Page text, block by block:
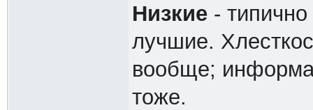
Низкие-
лучшие.
вообще;
тоже.